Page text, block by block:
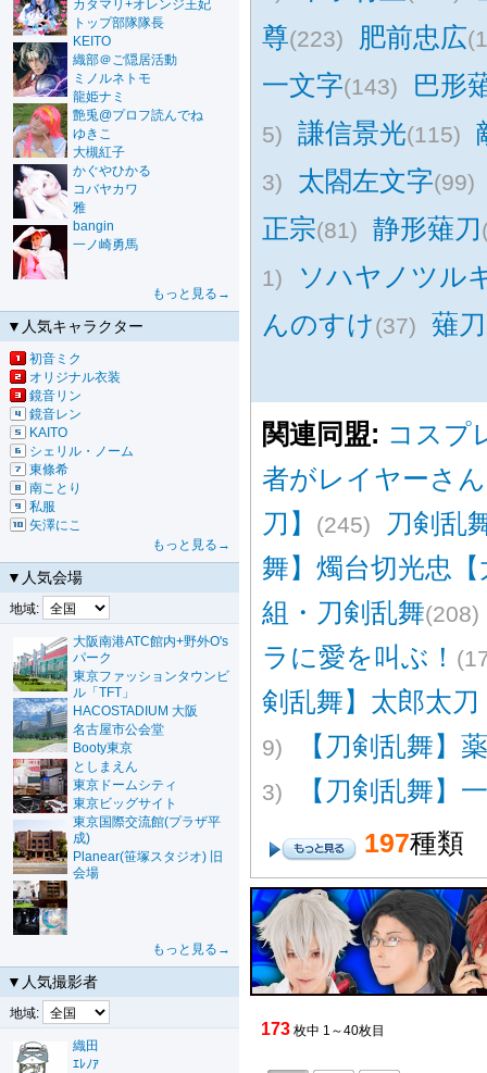
カタマリ+オレンジ王妃
トップ部隊隊長
KEITO
織部＠ご隠居活動
ミノルネトモ
龍姫ナミ
艶兎@プロフ読んでね
ゆきこ
大槻紅子
かぐやひかる
コバヤカワ
雅
bangin
一ノ崎勇馬
もっと見る→
▼人気キャラクター
初音ミク
オリジナル衣装
鏡音リン
鏡音レン
KAITO
シェリル・ノーム
東條希
南ことり
私服
矢澤にこ
もっと見る→
▼人気会場
地域:
大阪南港ATC館内+野外O's
パーク
東京ファッションタウンビ
ル「TFT」
HACOSTADIUM 大阪
名古屋市公会堂
Booty東京
としまえん
東京ドームシティ
東京ビッグサイト
東京国際交流館(プラザ平
成)
Planear(笹塚スタジオ) 旧
会場
もっと見る→
▼人気撮影者
地域:
織田
ｴﾚﾉｱ
尊(223) 肥前忠広
一文字(143) 巴形
5) 謙信景光(115)
3) 太閤左文字(99)
正宗(81) 静形薙刀
1)
ソハヤノツル
んのすけ(37) 薙刀
関連同盟: コスプ
者がレイヤーさ
刀】
(245)
刀剣乱
舞】燭台切光忠【
組・刀剣乱舞(208)
ラに愛を叫ぶ！
剣乱舞】太郎太
9) 【刀剣乱舞】
3)
【刀剣乱舞】
197種類
173 枚中 1～40枚目